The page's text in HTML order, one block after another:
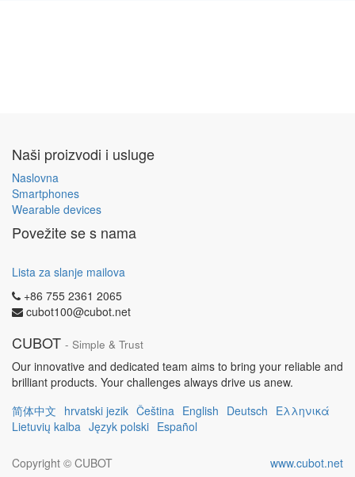
Naši proizvodi i usluge
Naslovna
Smartphones
Wearable devices
Povežite se s nama
Lista za slanje mailova
+86 755 2361 2065
cubot100@cubot.net
CUBOT - Simple & Trust
Our innovative and dedicated team aims to bring your reliable and
brilliant products. Your challenges always drive us anew.
简体中文 hrvatski jezik Čeština English Deutsch Ελληνικά
Lietuvių kalba Język polski Español
www.cubot.net
Copyright © CUBOT